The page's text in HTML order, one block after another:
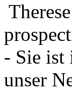
- Sie ist
unser